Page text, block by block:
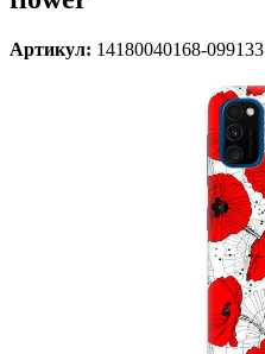
Артикул: 14180040168-099133